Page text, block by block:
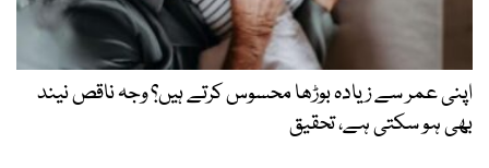
اپنی عمر سے زیادہ بوڑھا محسوس کرتے ہیں؟ وجہ ناقص نیند
بھی ہو سکتی ہے، تحقیق